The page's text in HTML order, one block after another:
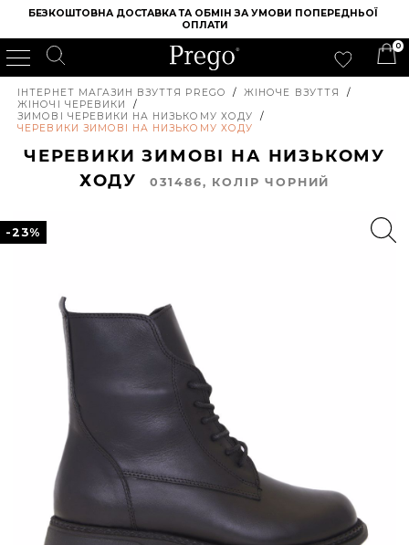
БЕЗКОШТОВНА ДОСТАВКА ТА ОБМІН ЗА УМОВИ ПОПЕРЕДНЬОЇ
ОПЛАТИ
0
ІНТЕРНЕТ МАГАЗИН ВЗУТТЯ PREGO / ЖІНОЧЕ ВЗУТТЯ
/
ЖІНОЧІ ЧЕРЕВИКИ
/
ЗИМОВІ ЧЕРЕВИКИ НА НИЗЬКОМУ ХОДУ
/
ЧЕРЕВИКИ ЗИМОВІ НА НИЗЬКОМУ ХОДУ
ЧЕРЕВИКИ ЗИМОВІ НА НИЗЬКОМУ
ХОДУ
031486, КОЛIР ЧОРНИЙ
-23%